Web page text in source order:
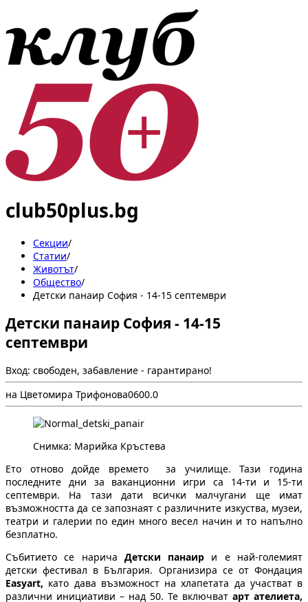
club50plus.bg
Секции/
Статии/
Животът/
Общество/
Детски панаир София - 14-15 септември
Детски панаир София - 14-15
септември
Вход: свободен, забавление - гарантирано!
на Цветомира Трифонова0600.0
Снимка: Марийка Кръстева
Ето отново дойде времето за училище. Тази година
последните дни за ваканционни игри са 14-ти и 15-ти
септември. На тази дати всички малчугани ще имат
възможността да се запознаят с различните изкуства, музеи,
театри и галерии по един много весел начин и то напълно
безплатно.
Събитието се нарича Детски панаир и е най-големият
детски фестивал в България. Организира се от Фондация
Easyart, като дава възможност на хлапетата да участват в
различни инициативи – над 50. Те включват арт ателиета,